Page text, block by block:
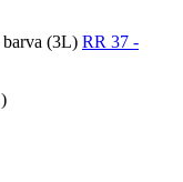
(3L) RR 37 -